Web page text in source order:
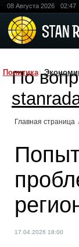
08 Августа 2026 02:47
Политика
По
Главная страница
17.04.2026 18:00